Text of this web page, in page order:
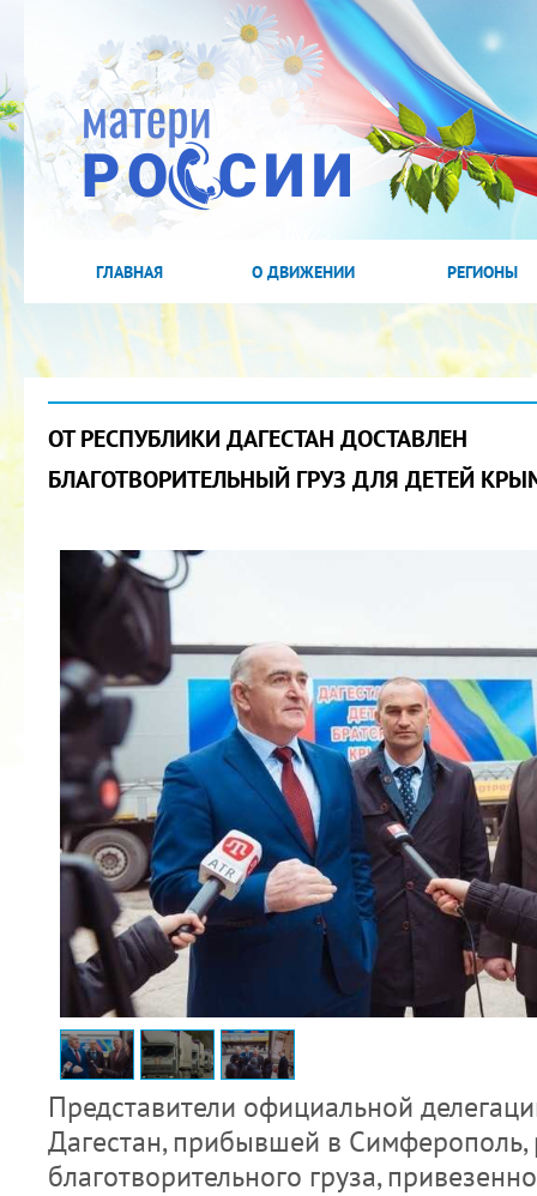
ГЛАВНАЯ О ДВИЖЕНИИ РЕГИОНЫ
ОТ РЕСПУБЛИКИ ДАГЕСТАН ДОСТАВЛЕН
БЛАГОТВОРИТЕЛЬНЫЙ ГРУЗ ДЛЯ ДЕТЕЙ
Представители официальной
Дагестан, прибывшей в Симферополь,
благотворительного груза,
2022 ГОД ПРОВОЗГЛАШЕН ГОДОМ
МАТЕРИ В ЯКУТИИ
19.12.2021